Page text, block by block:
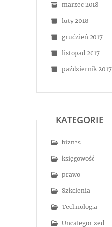
marzec 2018
luty 2018
grudzień 2017
listopad 2017
październik 2017
KATEGORIE
biznes
księgowość
prawo
Szkolenia
Technologia
Uncategorized